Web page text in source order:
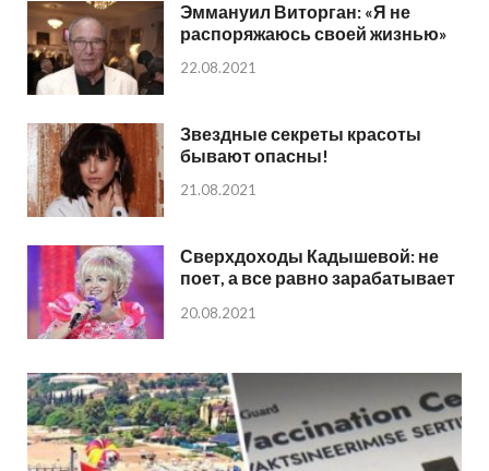
Эммануил Виторган: «Я не
распоряжаюсь своей жизнью»
22.08.2021
Звездные секреты красоты
бывают опасны!
21.08.2021
Сверхдоходы Кадышевой: не
поет, а все равно зарабатывает
20.08.2021